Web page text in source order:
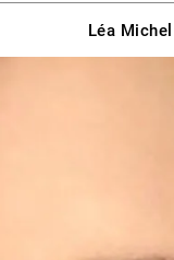
Léa Michel